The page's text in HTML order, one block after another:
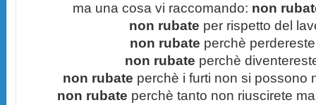
ma una cosa vi raccomando: non
non rubate per rispetto del
non rubate perchè
non rubate perchè
non rubate perchè i furti non si possono
non rubate perchè tanto non riuscirete